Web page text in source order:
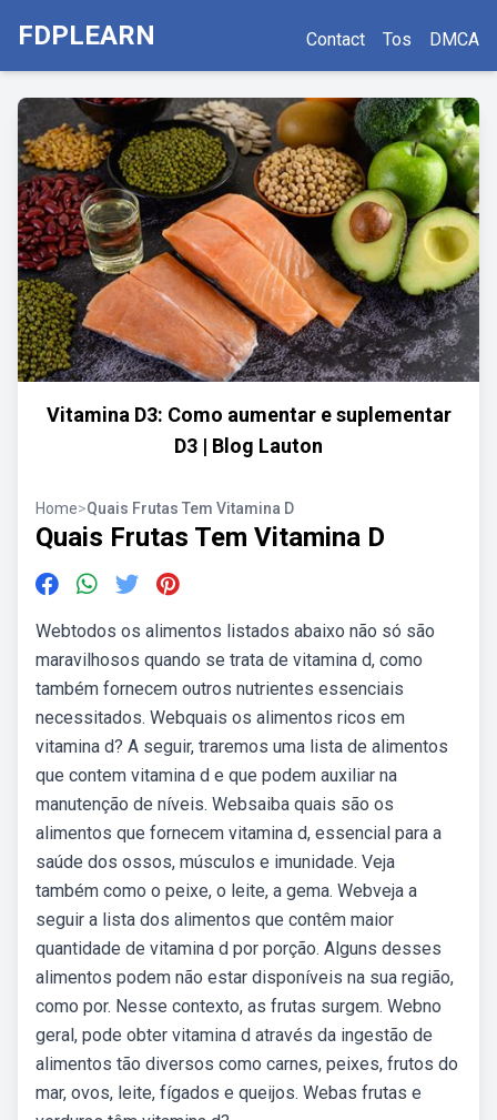
FDPLEARN Contact Tos DMCA
Vitamina D3: Como aumentar e suplementar
D3 | Blog Lauton
Home>Quais Frutas Tem Vitamina D
Quais Frutas Tem Vitamina D
Webtodos os alimentos listados abaixo não só são
maravilhosos quando se trata de vitamina d, como
também fornecem outros nutrientes essenciais
necessitados. Webquais os alimentos ricos em
vitamina d? A seguir, traremos uma lista de alimentos
que contem vitamina d e que podem auxiliar na
manutenção de níveis. Websaiba quais são os
alimentos que fornecem vitamina d, essencial para a
saúde dos ossos, músculos e imunidade. Veja
também como o peixe, o leite, a gema. Webveja a
seguir a lista dos alimentos que contêm maior
quantidade de vitamina d por porção. Alguns desses
alimentos podem não estar disponíveis na sua região,
como por. Nesse contexto, as frutas surgem. Webno
geral, pode obter vitamina d através da ingestão de
alimentos tão diversos como carnes, peixes, frutos do
mar, ovos, leite, fígados e queijos. Webas frutas e